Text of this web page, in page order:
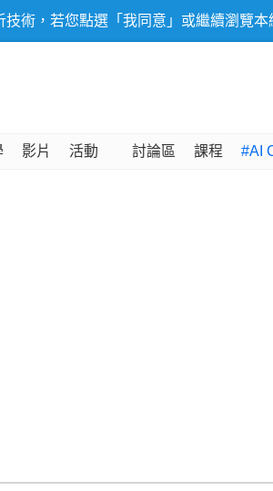
術，若您點選「我同意」或繼續瀏覽
影片 活動 討論區 課程 #AI